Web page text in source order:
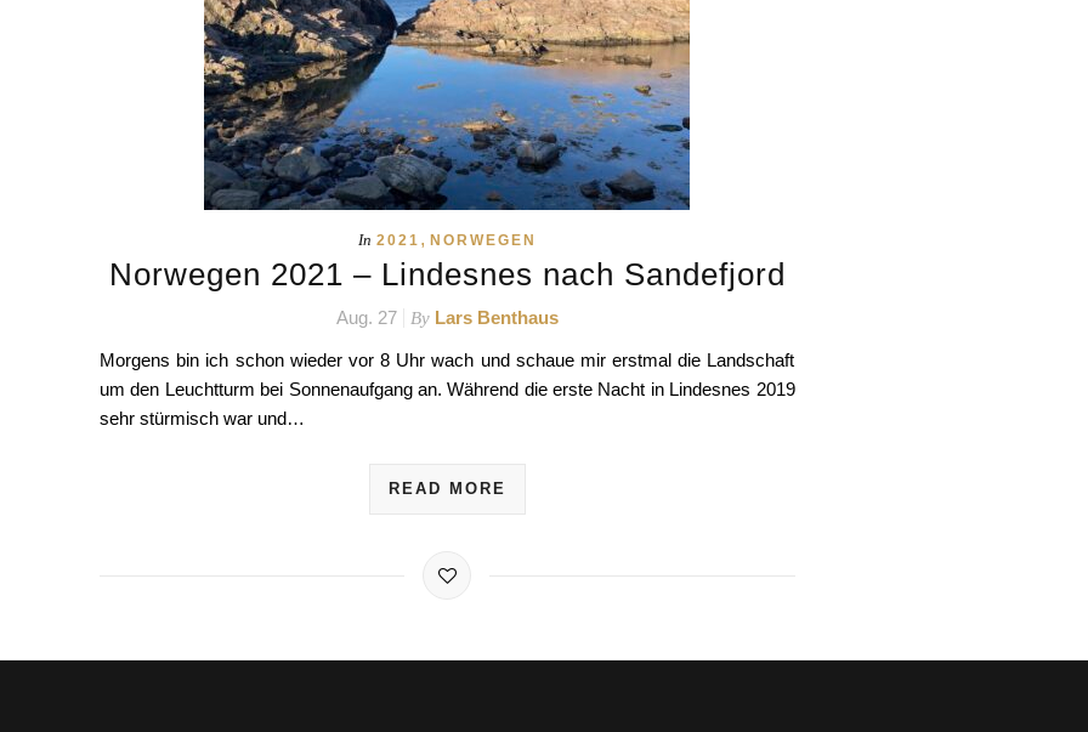
In 2021 , NORWEGEN
Norwegen 2021 – Lindesnes nach Sandefjord
Aug. 27 By Lars Benthaus
Morgens bin ich schon wieder vor 8 Uhr wach und schaue mir erstmal die Landschaft
um den Leuchtturm bei Sonnenaufgang an. Während die erste Nacht in Lindesnes 2019
sehr stürmisch war und…
READ MORE